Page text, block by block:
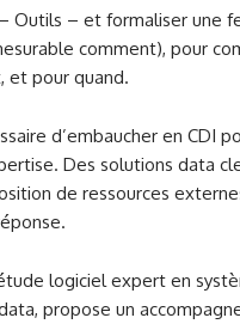
Outils – et formaliser une
comment), pour
et pour quand.
d’embaucher en CDI
Des solutions data
de ressources
logiciel expert en
propose un